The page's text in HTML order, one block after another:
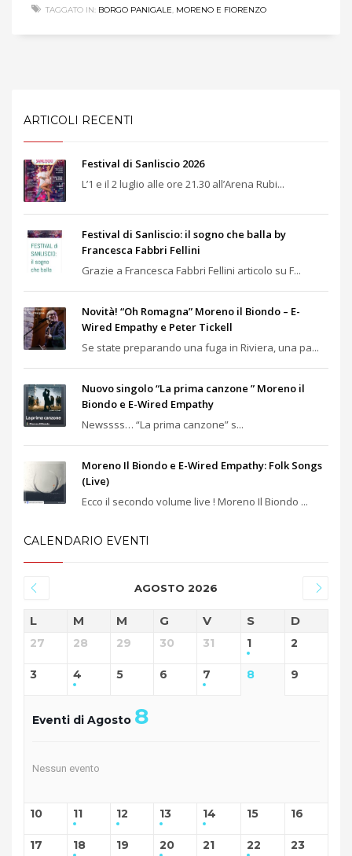
TAGGATO IN: BORGO PANIGALE, MORENO E FIORENZO
ARTICOLI RECENTI
Festival di Sanliscio 2026
L’1 e il 2 luglio alle ore 21.30 all’Arena Rubi...
Festival di Sanliscio: il sogno che balla by
Francesca Fabbri Fellini
Grazie a Francesca Fabbri Fellini articolo su F...
Novità! “Oh Romagna” Moreno il Biondo – E-
Wired Empathy e Peter Tickell
Se state preparando una fuga in Riviera, una pa...
Nuovo singolo “La prima canzone ” Moreno il
Biondo e E-Wired Empathy
Newssss… “La prima canzone” s...
Moreno Il Biondo e E-Wired Empathy: Folk Songs
(Live)
Ecco il secondo volume live ! Moreno Il Biondo ...
CALENDARIO EVENTI
AGOSTO 2026
L M M G V S D
27 28 29 30 31 1 2
3 4 5 6 7 8 9
Eventi di Agosto 8
Nessun evento
10 11 12 13 14 15 16
17 18 19 20 21 22 23